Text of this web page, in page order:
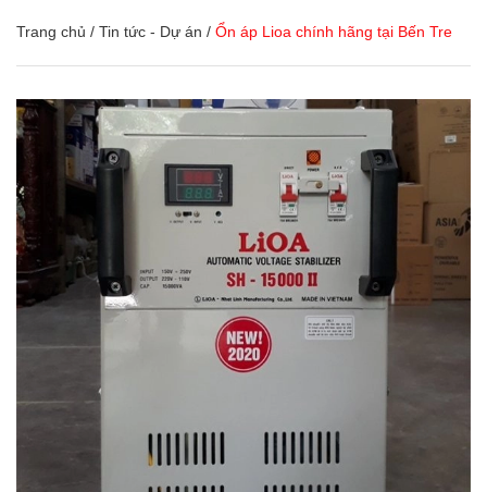
Trang chủ / Tin tức - Dự án / Ổn áp Lioa chính hãng tại Bến Tre